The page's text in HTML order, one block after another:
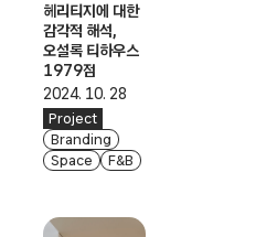
헤리티지에 대한
감각적 해석,
오설록 티하우스
1979점
2024. 10. 28
Project
Branding
Space
F&B